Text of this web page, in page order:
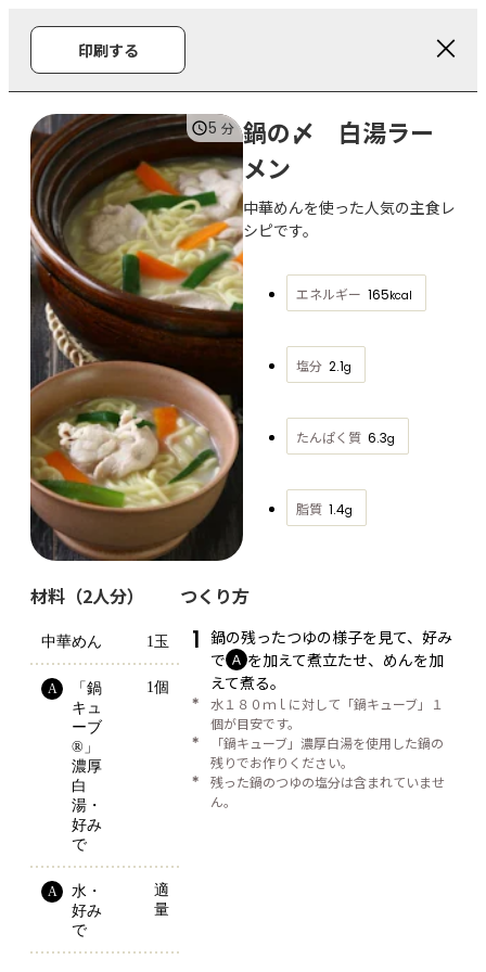
印刷する
5 分 鍋の〆 白湯ラー
メン
中華めんを使った人気の主食レ
シピです。
エネルギー 165kcal
塩分 2.1g
たんぱく質 6.3g
脂質 1.4g
材料（2人分）
中華めん 1玉
A
「鍋
キュ
ーブ
®」
濃厚
白
湯・
好み
で
1個
A
水・
好み
で
適
量
つくり方
1 鍋の残ったつゆの様子を見て、好み
で Ａ を加えて煮立たせ、めんを加
えて煮る。
＊
水１８０ｍｌに対して「鍋キューブ」１
個が目安です。
＊
「鍋キューブ」濃厚白湯を使用した鍋の
残りでお作りください。
＊
残った鍋のつゆの塩分は含まれていませ
ん。